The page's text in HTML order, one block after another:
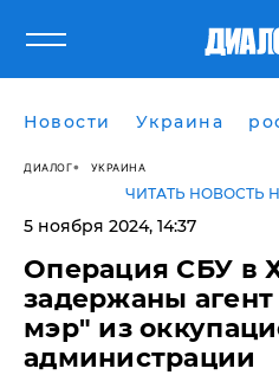
Новости Украина
ДИАЛОГ УКРАИНА
ЧИТАТЬ НОВОСТЬ
5 ноября 2024, 14:37
Операция СБУ в
задержаны
мэр" из
администрации